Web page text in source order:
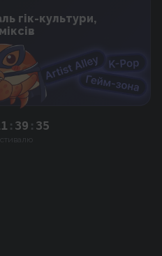
гік-культури,
: 39 : 35